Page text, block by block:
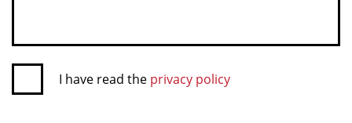
I have read the privacy policy